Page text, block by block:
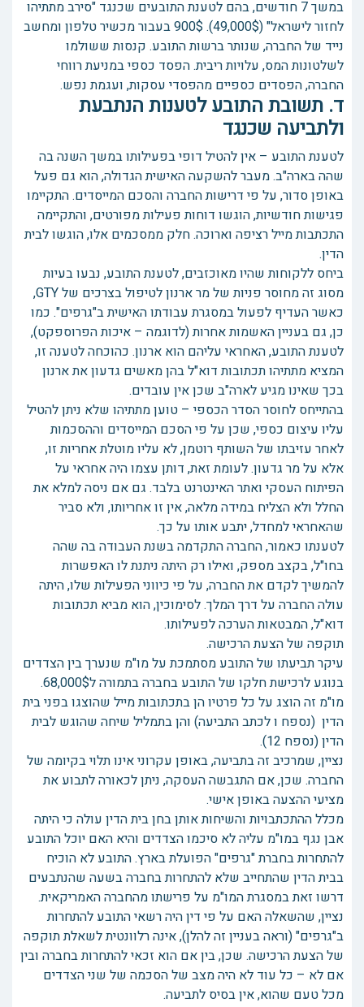
במשך 7 חודשים, בהם לטענת התובעים שכנגד "סירב מתתיהו
לחזור לישראל" (49,000$). 900$ בעבור מכשיר טלפון ומחשב
נייד של החברה, שנותר ברשות התובע. קנסות ששולמו
לשלטונות המס, עלויות ריבית. הפסד כספי במניעת רווחי
החברה, הפסדים כספיים מהפסדי עסקות, ועגמת נפש.
ד. תשובת התובע לטענות הנתבעת
ולתביעה שכנגד
לטענת התובע – אין להטיל דופי בפעילותו במשך השנה בה
שהה בארה"ב. מעבר להשקעה האישית הגדולה, הוא גם פעל
באופן סדור, על פי דרישות החברה והסכם המייסדים. התקיימו
פגישות חודשיות, הוגשו דוחות פעילות מפורטים, והתקיימה
התכתבות מייל רציפה וארוכה. חלק ממסכמים אלו, הוגשו לבית
הדין.
ביחס ללקוחות שהיו מאוכזבים, לטענת התובע, נבעו בעיות
מסוג זה מחוסר פניות של מר ארנון לטיפול בצרכים של GTY,
כאשר העדיף לפעול במסגרת עבודתו האישית ב"גרפים". כמו
כן, גם בעניין האשמות אחרות (לדוגמה – איכות הפרוספקט),
לטענת התובע, האחראי עליהם הוא ארנון. כהוכחה לטענה זו,
המציא מתתיהו תכתובות דוא"ל בהן מאשים גדעון את ארנון
בכך שאינו מגיע לארה"ב שכן אין עובדים.
בהתייחס לחוסר הסדר הכספי – טוען מתתיהו שלא ניתן להטיל
עליו עיצום כספי, שכן על פי הסכם המייסדים וההסכמות
לאחר עזיבתו של השותף רוטמן, לא עליו מוטלת אחריות זו,
אלא על מר גדעון. לעומת זאת, דותן עצמו היה אחראי על
הפיתוח העסקי ואתר האינטרנט בלבד. גם אם ניסה למלא את
החלל ולא הצליח במידה מלאה, אין זו אחריותו, ולא סביר
שהאחראי למחדל, יתבע אותו על כך.
לטענתו כאמור, החברה התקדמה בשנת העבודה בה שהה
בחו"ל, בקצב מספק, ואילו רק היתה ניתנת לו האפשרות
להמשיך לקדם את החברה, על פי כיווני הפעילות שלו, היתה
עולה החברה על דרך המלך. לסימוכין, הוא מביא תכתובות
דוא"ל, המבטאות הערכה לפעילותו.
תוקפה של הצעת הרכישה.
עיקר תביעתו של התובע מסתמכת על מו"מ שנערך בין הצדדים
בנוגע לרכישת חלקו של התובע בחברה בתמורה ל68,000$.
מו"מ זה הוצג על כל פרטיו הן בתכתובות מייל שהוצגו בפני בית
הדין (נספח ו לכתב התביעה) והן בתמליל שיחה שהוגש לבית
הדין (נספח 12).
נציין, שמרכיב זה בתביעה, באופן עקרוני אינו תלוי בקיומה של
החברה. שכן, אם התגבשה העסקה, ניתן לכאורה לתבוע את
מציעי ההצעה באופן אישי.
מכלל ההתכתבויות והשיחות אותן בחן בית הדין עולה כי היתה
אבן נגף במו"מ עליה לא סיכמו הצדדים והיא האם יוכל התובע
להתחרות בחברת "גרפים" הפועלת בארץ. התובע לא הוכיח
בבית הדין שהתחייב שלא להתחרות בחברה בשעה שהנתבעים
דרשו זאת במסגרת המו"מ על פרישתו מהחברה האמריקאית.
נציין, שהשאלה האם על פי דין היה רשאי התובע להתחרות
ב"גרפים" (וראה בעניין זה להלן), אינה רלוונטית לשאלת תוקפה
של הצעת הרכישה. שכן, בין אם הוא זכאי להתחרות בחברה ובין
אם לא – כל עוד לא היה מצב של הסכמה של שני הצדדים
מכל טעם שהוא, אין בסיס לתביעה.